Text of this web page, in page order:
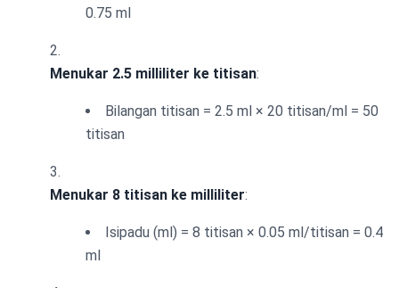
0.75 ml
Menukar 2.5 milliliter ke titisan:
Bilangan titisan = 2.5 ml × 20 titisan/ml = 50
titisan
Menukar 8 titisan ke milliliter:
Isipadu (ml) = 8 titisan × 0.05 ml/titisan = 0.4
ml